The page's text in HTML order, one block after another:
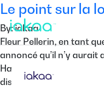
Le point sur la
By: iakaa
Fleur Pellerin, en tant
annoncé qu’il n’y
Hadopi et le CSA. En
dispositif Hadopi,